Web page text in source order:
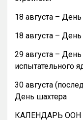
18 августа –
18 августа – День
29 августа –
испытательного
30 августа
День шахтера
КАЛЕНДАРЬ ООН